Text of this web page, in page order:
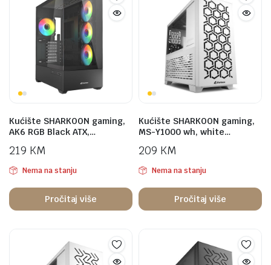
Kućište SHARKOON gaming,
AK6 RGB Black ATX,…
219 KM
Nema na stanju
Pročitaj više
Kućište SHARKOON gaming,
MS-Y1000 wh, white…
209 KM
Nema na stanju
Pročitaj više